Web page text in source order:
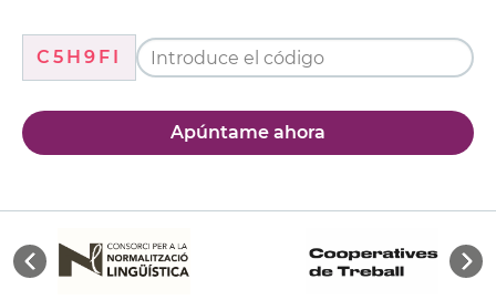
C5H9FI
Apúntame ahora